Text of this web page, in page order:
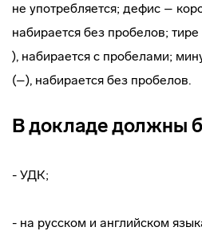
не употребляется; дефис –
набирается без пробелов;
), набирается с пробелами;
(–), набирается без пробелов.
В докладе должны
- УДК;
- на русском и английском